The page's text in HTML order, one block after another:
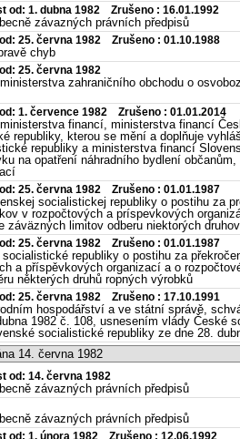
od: 1. dubna 1982 Zrušeno : 16.01.1992
závazných právních předpisů
25. června 1982 Zrušeno : 01.10.1988
chyb
25. června 1982
zahraničního obchodu o
1. července 1982 Zrušeno : 01.01.2014
financí, ministerstva financí
republiky, kterou se mění a doplňuje
republiky a ministerstva financí
na opatření náhradního bydlení
25. června 1982 Zrušeno : 01.01.1987
socialistickej republiky o postihu za
v rozpočtových a príspevkových
záväzných limitov odberu niektorých
25. června 1982 Zrušeno : 01.01.1987
republiky o postihu za
a příspěvkových organizací a o
některých druhů ropných výrobků
25. června 1982 Zrušeno : 17.10.1991
hospodářství a ve státní správě,
1982 č. 108, usnesením vlády České
socialistické republiky ze dne 28.
14. června 1982
od: 14. června 1982
závazných právních předpisů
závazných právních předpisů
od: 1. února 1982 Zrušeno : 12.06.1992